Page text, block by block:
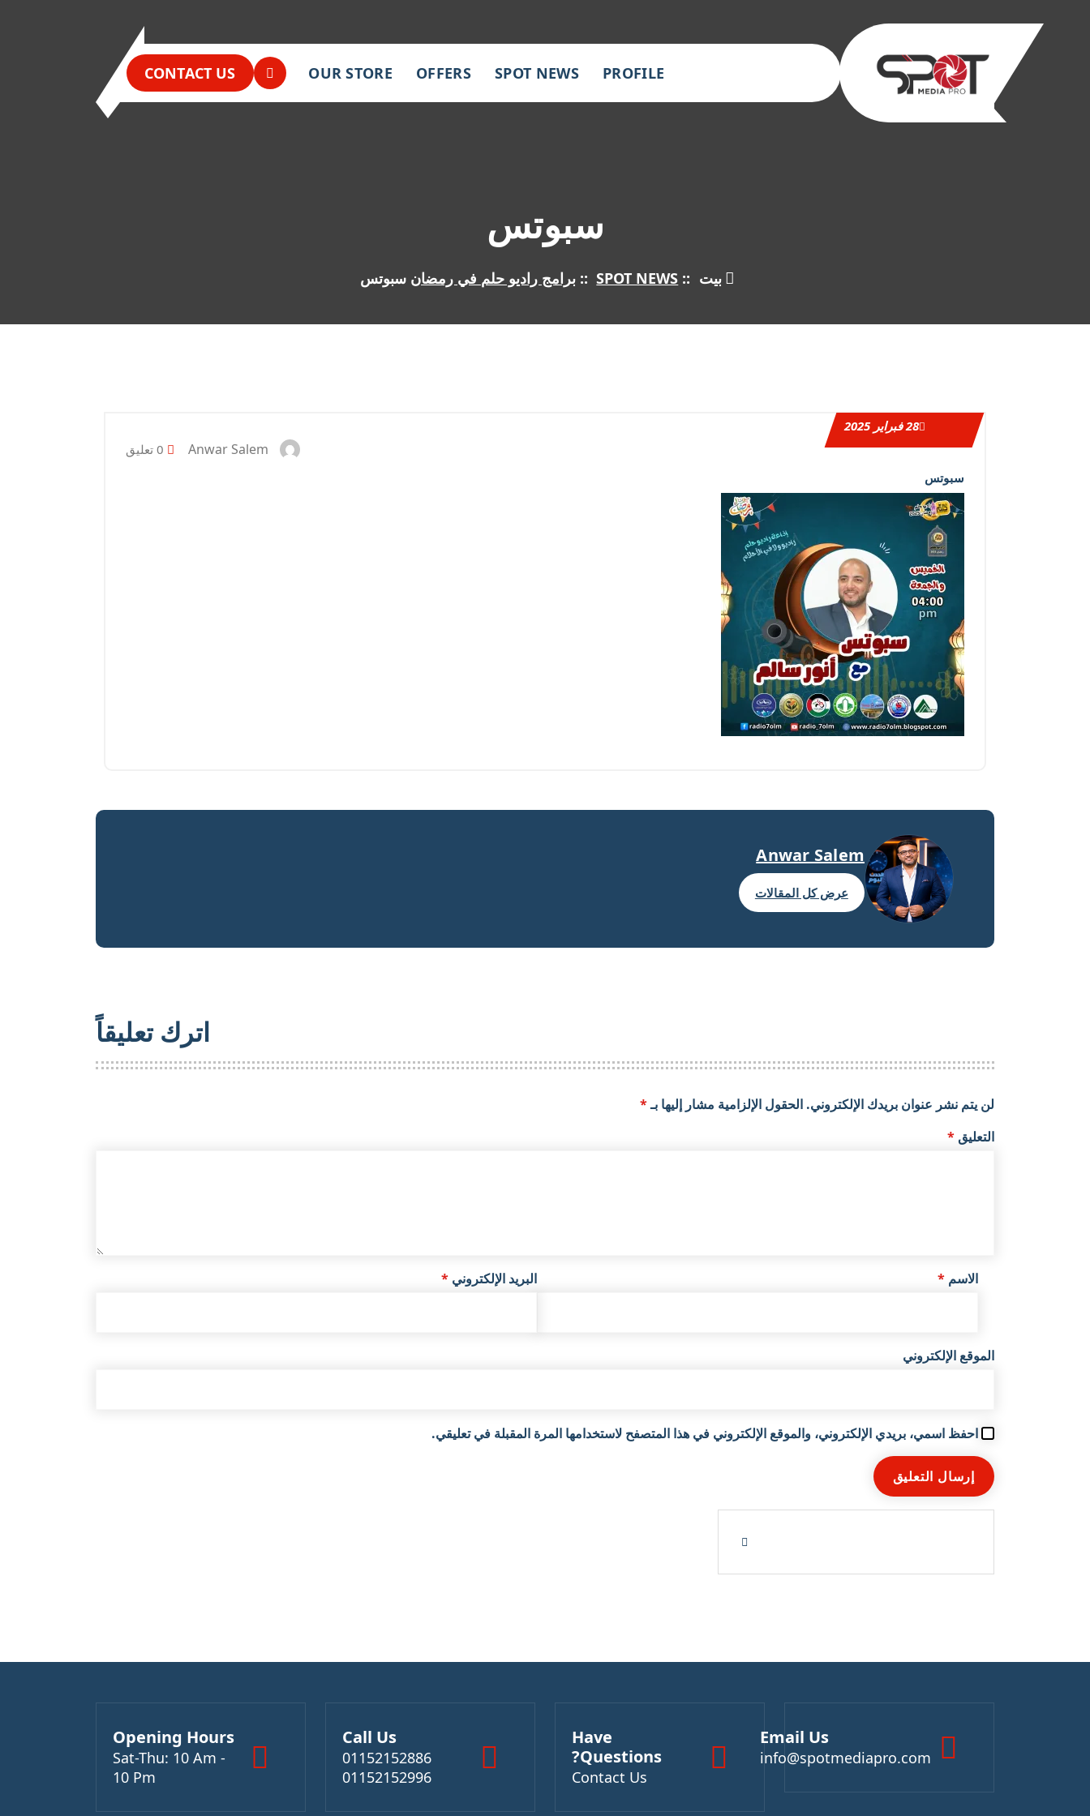
PROFILE
SPOT NEWS
OFFERS
OUR STORE
CONTACT US
سبوتس
بيت ::
SPOT NEWS
:: برامج راديو حلم في رمضان سبوتس
28فبراير 2025
Anwar Salem
سبوتس
Anwar Salem
عرض كل المقالات
اترك تعليقاً
لن يتم نشر عنوان بريدك الإلكتروني. الحقول الإلزامية مشار إليها بـ*
التعليق*
الاسم * البريد الإلكتروني *
الموقع الإلكتروني
احفظ اسمي، بريدي الإلكتروني، والموقع الإلكتروني في هذا المتصفح لاستخدامها المرة المقبلة في تعليقي.
Email Us
info@spotmediapro.com
Have
Questions?
Contact Us
Call Us
01152152886
01152152996
Opening Hours
Sat-Thu: 10 Am -
10 Pm